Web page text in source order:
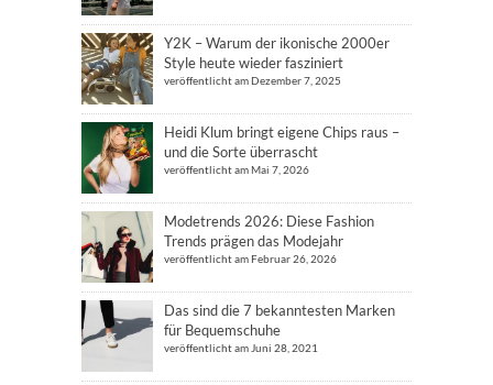
Y2K – Warum der ikonische 2000er
Style heute wieder fasziniert
veröffentlicht am Dezember 7, 2025
Heidi Klum bringt eigene Chips raus –
und die Sorte überrascht
veröffentlicht am Mai 7, 2026
Modetrends 2026: Diese Fashion
Trends prägen das Modejahr
veröffentlicht am Februar 26, 2026
Das sind die 7 bekanntesten Marken
für Bequemschuhe
veröffentlicht am Juni 28, 2021